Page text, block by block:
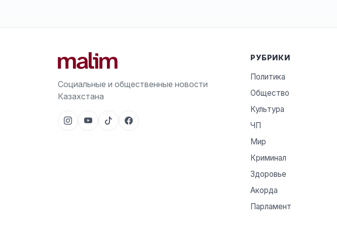
Социальные и общественные новости
Казахстана
РУБРИКИ
Политика
Общество
Культура
ЧП
Мир
Криминал
Здоровье
Акорда
Парламент